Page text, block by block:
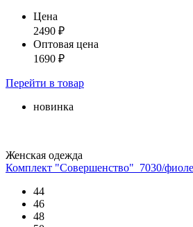
Цена
2490 ₽
Оптовая цена
1690 ₽
Перейти в товар
новинка
Женская одежда
Комплект "Совершенство"_7030/
44
46
48